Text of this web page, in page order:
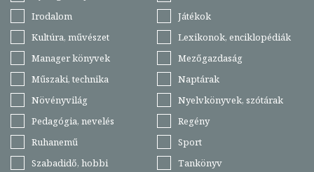
Irodalom
Játékok
Kultúra, művészet
Lexikonok, enciklopédiák
Manager könyvek
Mezőgazdaság
Műszaki, technika
Naptárak
Növényvilág
Nyelvkönyvek, szótárak
Pedagógia, nevelés
Regény
Ruhanemű
Sport
Szabadidő, hobbi
Tankönyv